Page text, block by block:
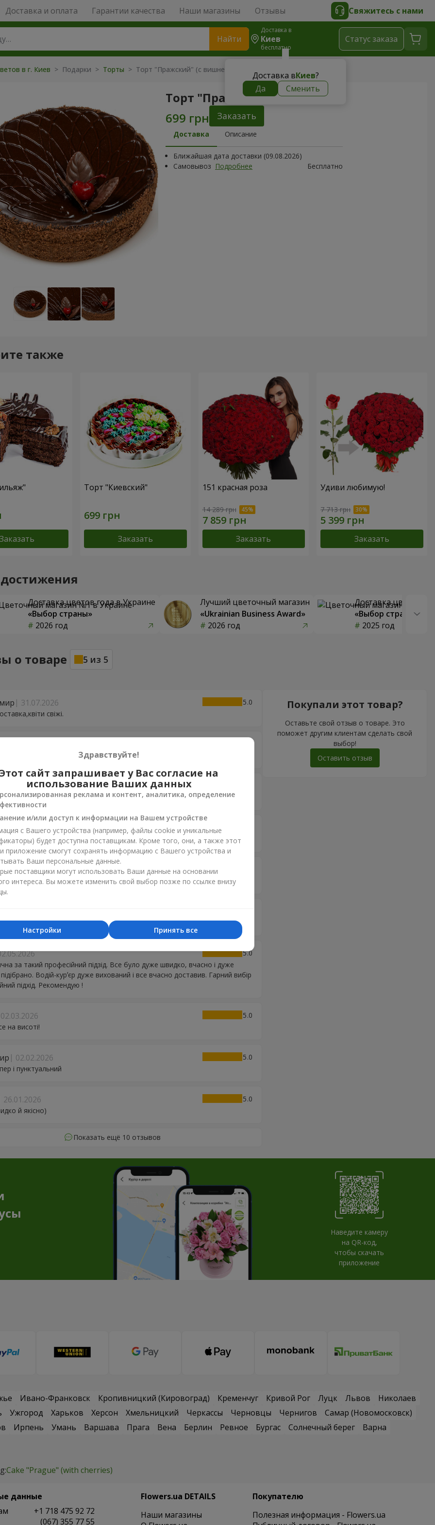
Доставка и оплата Гарантии качества Наши магазины Отзывы Свяжитесь с нами
Найти
Доставка в
Киев
бесплатно
Доставка вКиев?
Да
Сменить
Cтатус заказа
в г. Киев > Подарки > Торты > Торт "Пражский" (с вишней)
Торт "Пражский" (с вишней)
Заказать
Доставка Описание
Ближайшая дата доставки (09.08.2026)
Самовывоз Подробнее Бесплатно
также
Заказать
Торт "Киевский"
Заказать
151 красная роза
14 289 грн
Заказать
Удиви любимую!
7 713 грн
Заказать
Доставка цветов года в Украине
«Выбор страны»
2026 год
Лучший цветочный магазин
«Ukrainian Business Award»
2026 год
Доставка цветов
«Выбор страны»
2025 год
о товаре 5 из 5
31.07.2026
5
свіжі.
вдячні за чудовий подарунок,за Вашу гарну працю!
27.07.2026
22.07.2026
приємний курєр!
03.06.2026
Спасибо большое, большое, большое. ОТЛИЧНО!!!
5
за такий професійний підзід. Все було дуже швидко, вчасно і дуже
Водій-курʼєр дуже вихований і все вчасно доставив. Гарний вибір
підхід. Рекомендую !
02.03.2026
5
на висоті!
02.02.2026
5
і пунктуальний
26.01.2026
5
й якісно)
Показать ещё 10 отзывов
Покупали этот товар?
Оставьте свой отзыв о товаре. Это
поможет другим клиентам сделать свой
выбор!
Оставить отзыв
Наведите камеру
на QR-код,
чтобы скачать
приложение
Ивано-Франковск Кропивницкий (Кировоград) Кременчуг Кривой Рог Луцк Львов
Николаев
Ужгород Харьков Херсон Хмельницкий Черкассы Черновцы Чернигов
Самар (Новомосковск)
Ирпень Умань Варшава Прага Вена Берлин Ревное Бургас Солнечный берег
Варна
Cake "Prague" (with cherries)
данные
+1 718 475 92 72
(067) 355 77 55
Flowers.ua DETAILS
Наши магазины
Покупателю
Полезная информация - Flowers.ua
Здравствуйте!
Этот сайт запрашивает у Вас согласие на
использование Ваших данных
реклама и контент, аналитика, определение
и/или доступ к информации на Вашем устройстве
с Вашего устройства (например, файлы cookie и уникальные
будет доступна поставщикам. Кроме того, они, а также этот
приложение смогут сохранять информацию с Вашего устройства и
Ваши персональные данные.
поставщики могут использовать Ваши данные на основании
интереса. Вы можете изменить свой выбор позже по ссылке внизу
Принять все
Настройки